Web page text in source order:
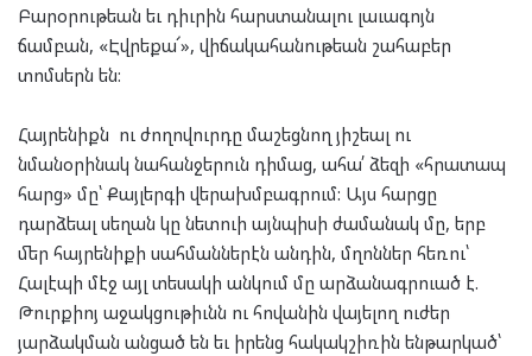
Բարօրութեան եւ դիւրին հարստանալու լաւագոյն
ճամբան, «Էվրեքա՜», վիճակահանութեան շահաբեր
տոմսերն են:
Հայրենիքն ու ժողովուրդը մաշեցնող յիշեալ ու
նմանօրինակ նահանջերուն դիմաց, ահա՛ ձեզի «հրատապ
հարց» մը՝ Քայլերգի վերախմբագրում: Այս հարցը
դարձեալ սեղան կը նետուի այնպիսի ժամանակ մը, երբ
մեր հայրենիքի սահմաններէն անդին, մղոններ հեռու՝
Հալէպի մէջ այլ տեսակի անկում մը արձանագրուած է.
Թուրքիոյ աջակցութիւնն ու հովանին վայելող ուժեր
յարձակման անցած են եւ իրենց հակակշիռին ենթարկած՝